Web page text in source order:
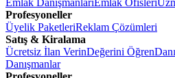
Emlak DanışmanlarıEmlak Ofisleri
Profesyoneller
Üyelik PaketleriReklam Çözümleri
Satış & Kiralama
Ücretsiz İlan VerinDeğerini Öğren
Danışmanlar